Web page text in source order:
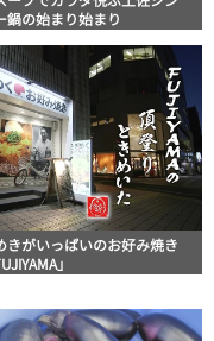
鍋の始まり始まり
きがいっぱいのお好み焼き
」